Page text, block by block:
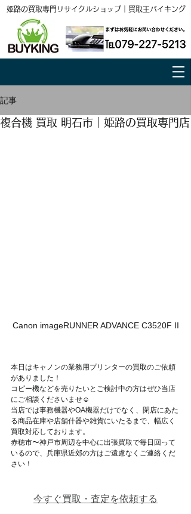
姫路の買取専門リサイクルショップ｜買取王バイキング
記事
複合機 買取 明石市｜姫路の買取専門店
Canon imageRUNNER ADVANCE C3520F II
本日はキャノンの業務用プリンターの買取のご依頼
がありました！
コピー機などを売りたいとご検討中の方はぜひ当店
にご相談くださいませ☺
当店では事務機器やOA機器だけでなく、閉店にあた
る商品在庫や店舗什器や雑貨にいたるまで、幅広く
買取対応しております。
赤穂市〜神戸市周辺を中心に出張買取で毎日回って
いるので、兵庫県近郊の方はご遠慮なくご連絡くだ
さい！
今すぐ買取・査定を依頼する